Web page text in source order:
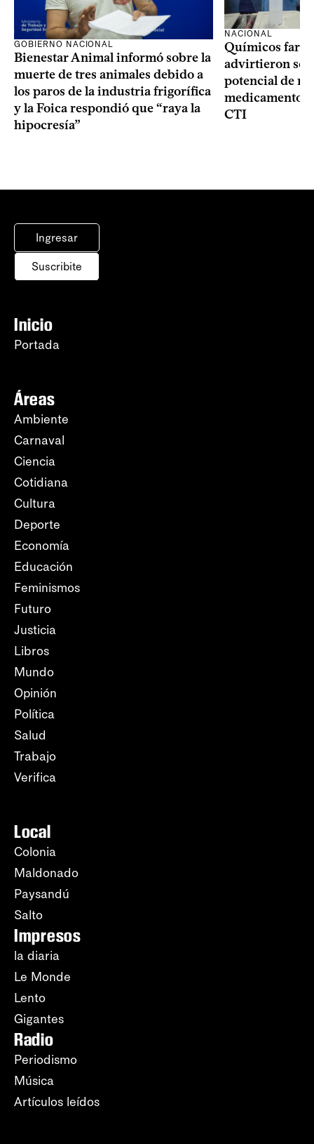
GOBIERNO NACIONAL
Bienestar Animal informó sobre la
muerte de tres animales debido a
los paros de la industria frigorífica
y la Foica respondió que “raya la
hipocresía”
NACIONAL
Químicos
advirtieron
potencial de
medicamentos
CTI
Ingresar
Suscribite
Inicio
Portada
Áreas
Ambiente
Carnaval
Ciencia
Cotidiana
Cultura
Deporte
Economía
Educación
Feminismos
Futuro
Justicia
Libros
Mundo
Opinión
Política
Salud
Trabajo
Verifica
Local
Colonia
Maldonado
Paysandú
Salto
Impresos
la diaria
Le Monde
Lento
Gigantes
Radio
Periodismo
Música
Artículos leídos